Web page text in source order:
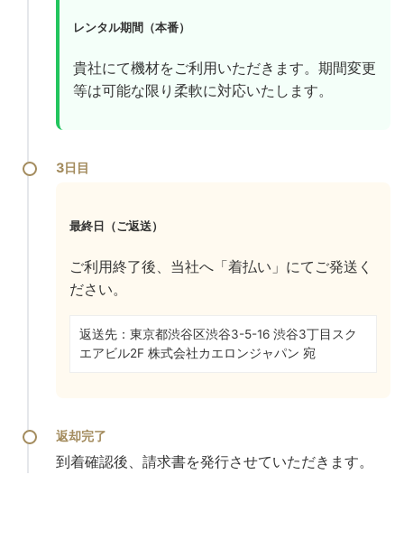
レンタル期間（本番）
貴社にて機材をご利用いただきます。期間変更
等は可能な限り柔軟に対応いたします。
3日目
最終日（ご返送）
ご利用終了後、当社へ「着払い」にてご発送く
ださい。
返送先：東京都渋谷区渋谷3-5-16 渋谷3丁目スク
エアビル2F 株式会社カエロンジャパン 宛
返却完了
到着確認後、請求書を発行させていただきます。